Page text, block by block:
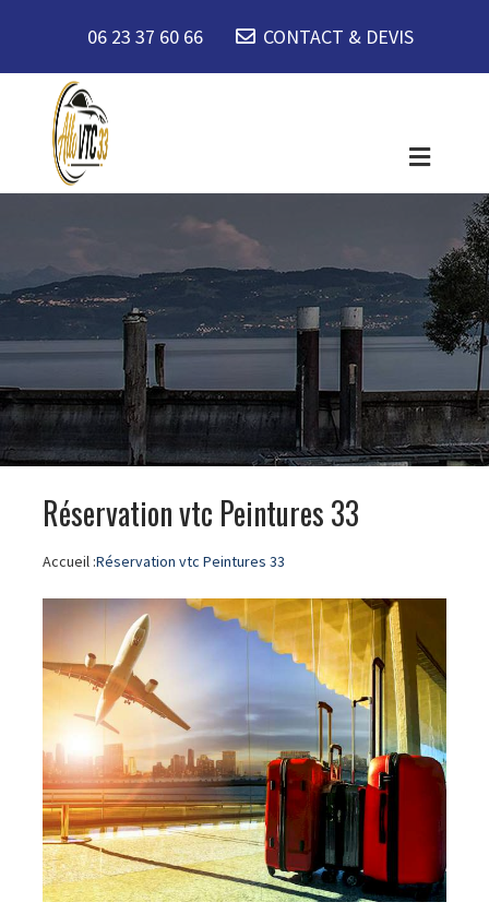
06 23 37 60 66 CONTACT & DEVIS
Réservation vtc Peintures 33
Accueil :Réservation vtc Peintures 33